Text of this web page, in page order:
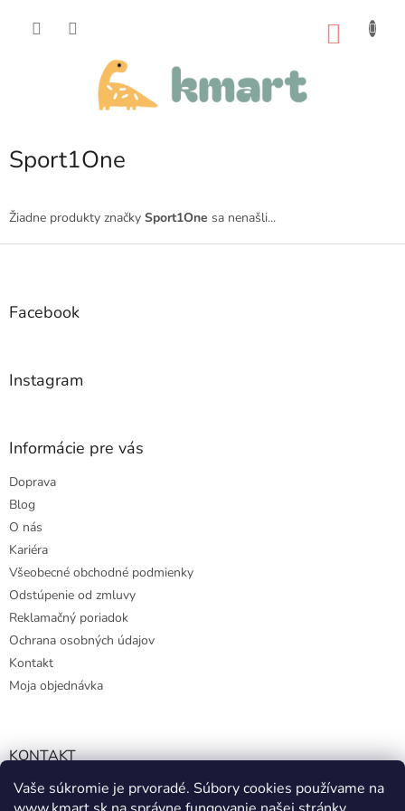
Vaše súkromie je prvoradé. Súbory cookies používame na
Sport1One
Žiadne produkty značky Sport1One sa nenašli...
Z
Facebook
Instagram
Informácie pre vás
Doprava
Blog
O nás
Kariéra
Všeobecné obchodné podmienky
Odstúpenie od zmluvy
Reklamačný poriadok
Ochrana osobných údajov
Kontakt
Moja objednávka
KONTAKT
info@kmart.sk